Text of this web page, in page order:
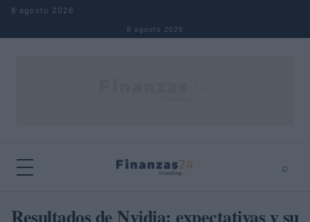
Saltar al contenido
8 agosto 2026
8 agosto 2026
⌕
Buscar ⌕ ×
Resultados de Nvidia: expectativas y su